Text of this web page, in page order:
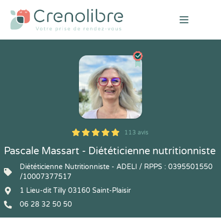
Open
5
1
5
113 113 avis
Pascale Massart - Diététicienne nutritionniste
Diététicienne Nutritionniste - ADELI / RPPS : 0395501550
/10007377517
1 Lieu-dit Tilly 03160 Saint-Plaisir
06 28 32 50 50